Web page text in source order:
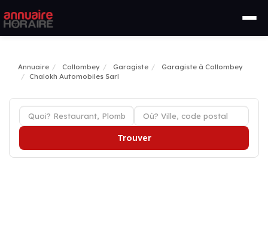
Annuaire Collombey Garagiste
Garagiste à Collombey
Chalokh Automobiles Sarl
Trouver